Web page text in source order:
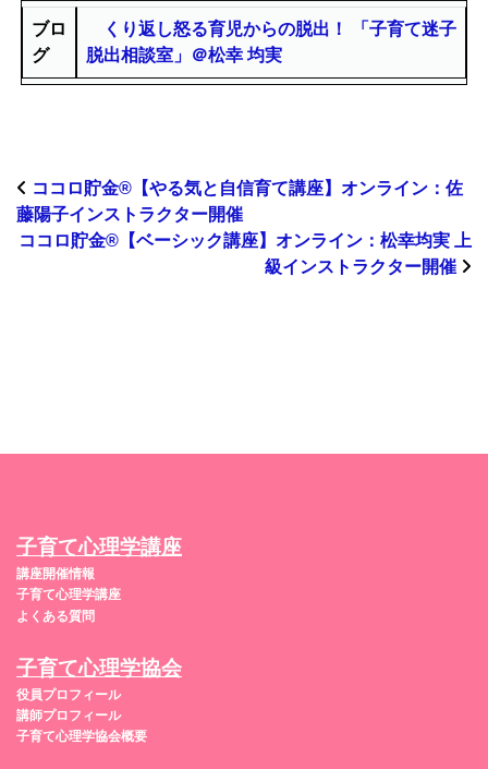
ブロ
グ
くり返し怒る育児からの脱出！ 「子育て迷子
脱出相談室」＠松幸 均実
ココロ貯金®︎【やる気と自信育て講座】オンライン：佐
藤陽子インストラクター開催
ココロ貯金®︎【ベーシック講座】オンライン：松幸均実 上
級インストラクター開催
子育て心理学講座
講座開催情報
子育て心理学講座
よくある質問
子育て心理学協会
役員プロフィール
講師プロフィール
子育て心理学協会概要